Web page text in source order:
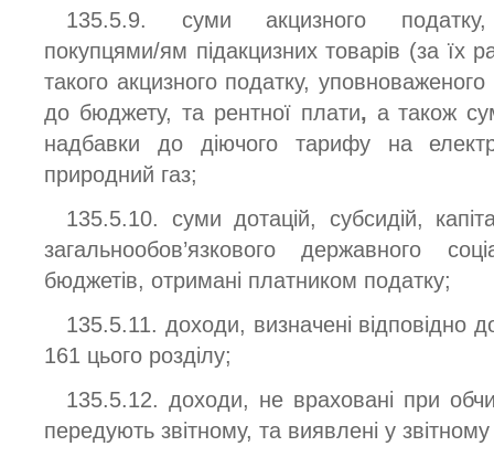
135.5.9. суми акцизного податку,
покупцями/ям підакцизних товарів (за їх
такого акцизного податку,
до бюджету, та рентної плати, а також
надбавки до діючого тарифу на
природний газ;
135.5.10. суми дотацій, субсидій,
загальнообов’язкового державного
бюджетів, отримані платником податку;
135.5.11. доходи, визначені відповідно
161 цього розділу;
135.5.12. доходи, не враховані при
передують звітному, та виявлені у